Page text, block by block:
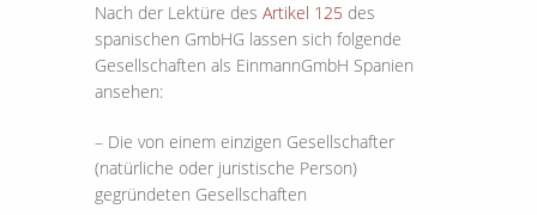
Nach der Lektüre des Artikel 125 des
spanischen GmbHG lassen sich folgende
Gesellschaften als EinmannGmbH Spanien
ansehen:
– Die von einem einzigen Gesellschafter
(natürliche oder juristische Person)
gegründeten Gesellschaften